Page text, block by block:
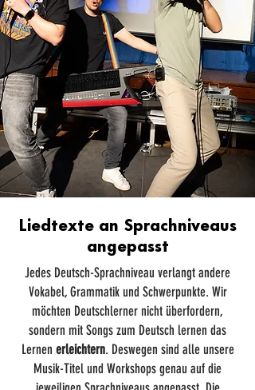
Liedtexte an Sprachniveaus
angepasst
Jedes Deutsch-Sprachniveau verlangt andere
Vokabel, Grammatik und Schwerpunkte. Wir
möchten Deutschlerner nicht überfordern,
sondern mit Songs zum Deutsch lernen das
Lernen erleichtern. Deswegen sind alle unsere
Musik-Titel und Workshops genau auf die